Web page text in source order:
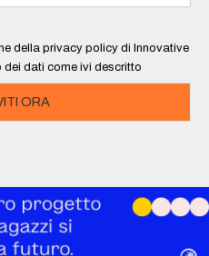
della privacy policy di Innovative
dati come ivi descritto
ORA